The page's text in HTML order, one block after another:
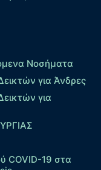
Νοσήματα
για Άνδρες
για
COVID-19 στα